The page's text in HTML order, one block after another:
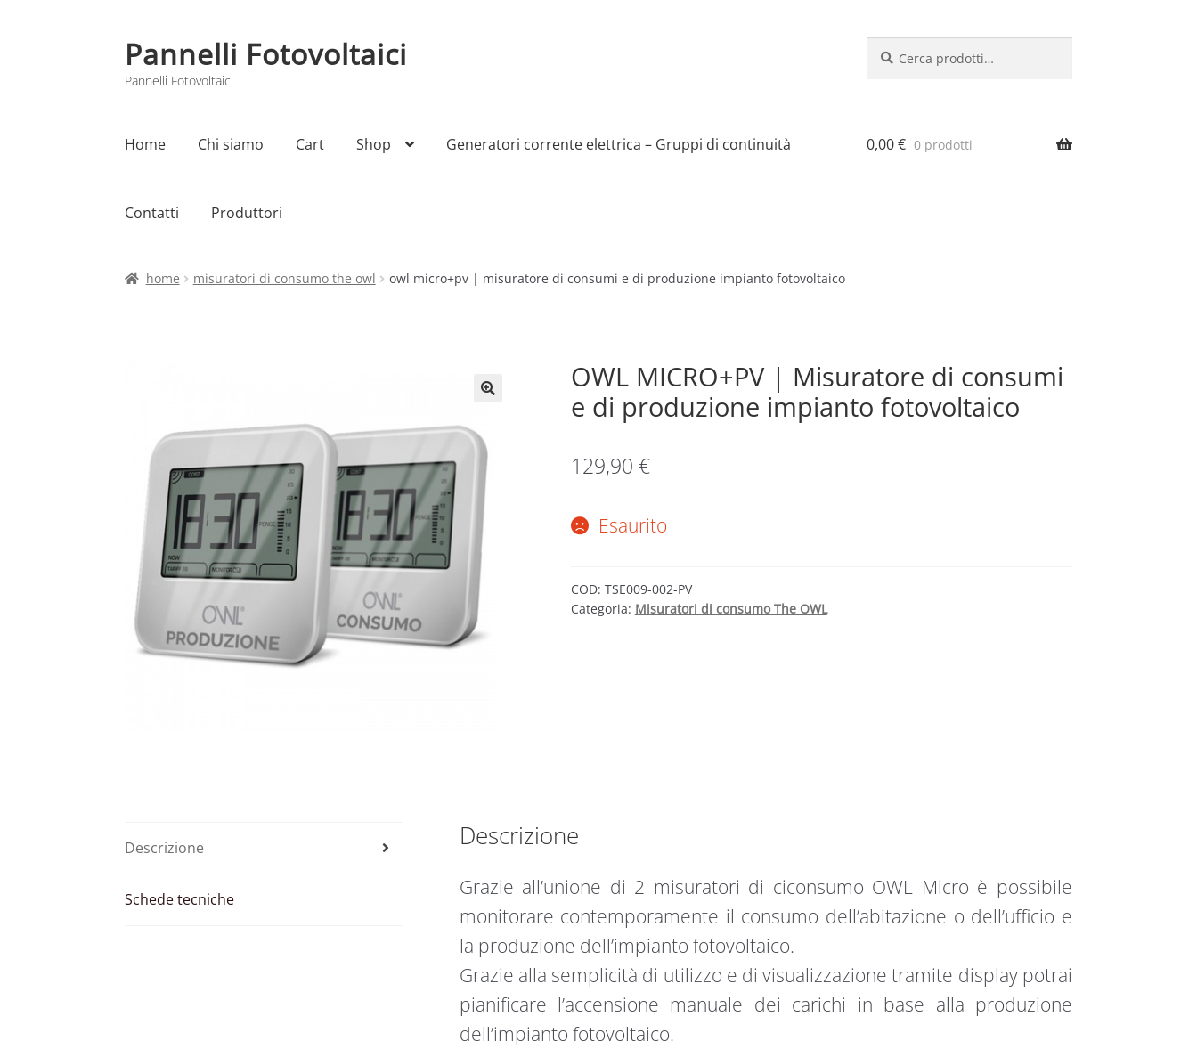
Vai
alla
navigazione
Vai
al
contenuto
Pannelli Fotovoltaici
Pannelli Fotovoltaici
Home Chi siamo Cart Shop Generatori corrente elettrica – Gruppi di continuità
Contatti Produttori
Home Cart Checkout Chi siamo Contatti My account Produttori Sample Page Shop
0,00€ 0 prodotti
home misuratori di consumo the owl owl micro+pv | misuratore di consumi e di produzione impianto fotovoltaico
OWL MICRO+PV | Misuratore di consumi
e di produzione impianto fotovoltaico
129,90 €
Esaurito
COD: TSE009-002-PV
Categoria: Misuratori di consumo The OWL
Descrizione
Schede tecniche
Descrizione
Grazie all’unione di 2 misuratori di ciconsumo OWL Micro è possibile
monitorare contemporamente il consumo dell’abitazione o dell’ufficio e
la produzione dell’impianto fotovoltaico.
Grazie alla semplicità di utilizzo e di visualizzazione tramite display potrai
pianificare l’accensione manuale dei carichi in base alla produzione
dell’impianto fotovoltaico.